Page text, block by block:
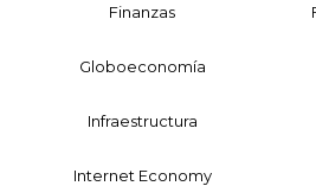
Finanzas
Globoeconomía
Infraestructura
Internet Economy